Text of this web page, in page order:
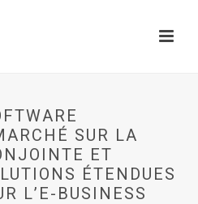
SUR LA
ET
ÉTENDUES
L’E-BUSINESS